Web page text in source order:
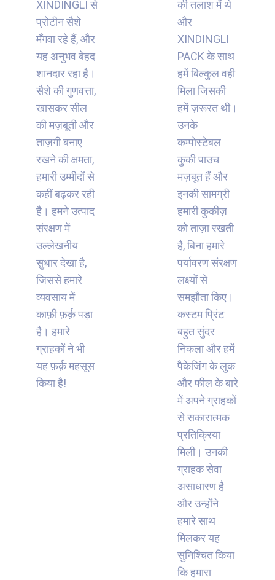
XINDINGLI से
प्रोटीन सैशे
मँगवा रहे हैं, और
यह अनुभव बेहद
शानदार रहा है।
सैशे की गुणवत्ता,
खासकर सील
की मज़बूती और
ताज़गी बनाए
रखने की क्षमता,
हमारी उम्मीदों से
कहीं बढ़कर रही
है। हमने उत्पाद
संरक्षण में
उल्लेखनीय
सुधार देखा है,
जिससे हमारे
व्यवसाय में
काफ़ी फ़र्क़ पड़ा
है। हमारे
ग्राहकों ने भी
यह फ़र्क़ महसूस
किया है!
की तलाश में थे
और
XINDINGLI
PACK के साथ
हमें बिल्कुल वही
मिला जिसकी
हमें ज़रूरत थी।
उनके
कम्पोस्टेबल
कुकी पाउच
मज़बूत हैं और
इनकी सामग्री
हमारी कुकीज़
को ताज़ा रखती
है, बिना हमारे
पर्यावरण संरक्षण
लक्ष्यों से
समझौता किए।
कस्टम प्रिंट
बहुत सुंदर
निकला और हमें
पैकेजिंग के लुक
और फील के बारे
में अपने ग्राहकों
से सकारात्मक
प्रतिक्रिया
मिली। उनकी
ग्राहक सेवा
असाधारण है
और उन्होंने
हमारे साथ
मिलकर यह
सुनिश्चित किया
कि हमारा